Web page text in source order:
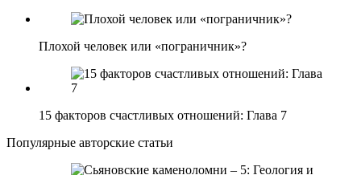
Плохой человек или «пограничник»?
15 факторов счастливых отношений: Глава 7
Популярные авторские статьи